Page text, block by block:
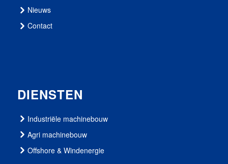
Nieuws
Contact
DIENSTEN
Industriële machinebouw
Agri machinebouw
Offshore & Windenergie